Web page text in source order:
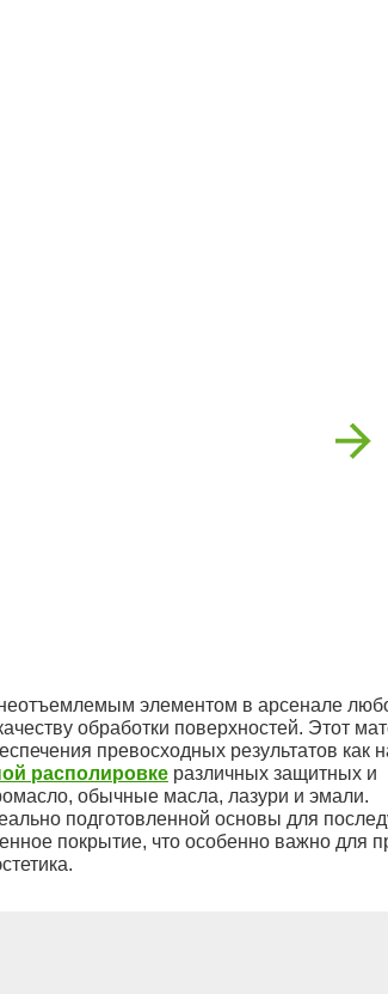
Next
элементом в арсенале
обработки поверхностей. Этот
превосходных результатов как
располировке различных защитных и
обычные масла, лазури и эмали.
подготовленной основы для
покрытие, что особенно важно для